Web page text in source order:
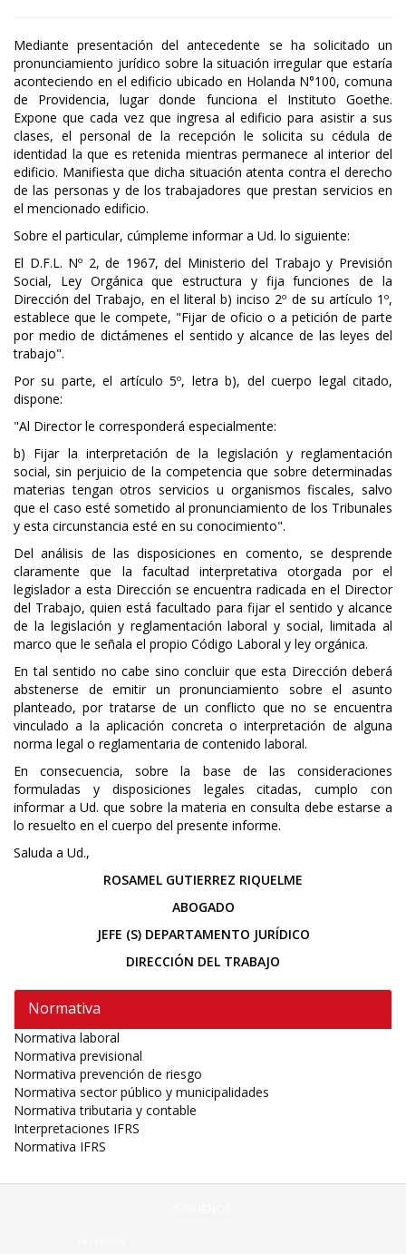
Mediante presentación del antecedente se ha solicitado un
pronunciamiento jurídico sobre la situación irregular que estaría
aconteciendo en el edificio ubicado en Holanda N°100, comuna
de Providencia, lugar donde funciona el Instituto Goethe.
Expone que cada vez que ingresa al edificio para asistir a sus
clases, el personal de la recepción le solicita su cédula de
identidad la que es retenida mientras permanece al interior del
edificio. Manifiesta que dicha situación atenta contra el derecho
de las personas y de los trabajadores que prestan servicios en
el mencionado edificio.
Sobre el particular, cúmpleme informar a Ud. lo siguiente:
El D.F.L. Nº 2, de 1967, del Ministerio del Trabajo y Previsión
Social, Ley Orgánica que estructura y fija funciones de la
Dirección del Trabajo, en el literal b) inciso 2º de su artículo 1º,
establece que le compete, "Fijar de oficio o a petición de parte
por medio de dictámenes el sentido y alcance de las leyes del
trabajo".
Por su parte, el artículo 5º, letra b), del cuerpo legal citado,
dispone:
"Al Director le corresponderá especialmente:
b) Fijar la interpretación de la legislación y reglamentación
social, sin perjuicio de la competencia que sobre determinadas
materias tengan otros servicios u organismos fiscales, salvo
que el caso esté sometido al pronunciamiento de los Tribunales
y esta circunstancia esté en su conocimiento".
Del análisis de las disposiciones en comento, se desprende
claramente que la facultad interpretativa otorgada por el
legislador a esta Dirección se encuentra radicada en el Director
del Trabajo, quien está facultado para fijar el sentido y alcance
de la legislación y reglamentación laboral y social, limitada al
marco que le señala el propio Código Laboral y ley orgánica.
En tal sentido no cabe sino concluir que esta Dirección deberá
abstenerse de emitir un pronunciamiento sobre el asunto
planteado, por tratarse de un conflicto que no se encuentra
vinculado a la aplicación concreta o interpretación de alguna
norma legal o reglamentaria de contenido laboral.
En consecuencia, sobre la base de las consideraciones
formuladas y disposiciones legales citadas, cumplo con
informar a Ud. que sobre la materia en consulta debe estarse a
lo resuelto en el cuerpo del presente informe.
Saluda a Ud.,
ROSAMEL GUTIERREZ RIQUELME
ABOGADO
JEFE (S) DEPARTAMENTO JURÍDICO
DIRECCIÓN DEL TRABAJO
Normativa
Normativa laboral
Normativa previsional
Normativa prevención de riesgo
Normativa sector público y municipalidades
Normativa tributaria y contable
Interpretaciones IFRS
Normativa IFRS